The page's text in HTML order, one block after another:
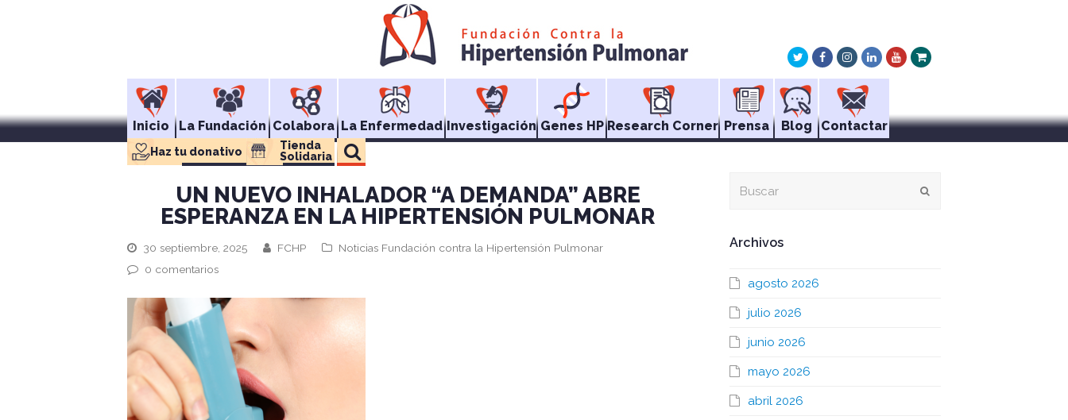
TwitterFacebookInstagram
LinkedInYoutube
Xing
Inicio La Fundación Colabora La Enfermedad Investigación Genes HP Research Corner Prensa Blog Contactar
Haz tu donativo
Tienda
Solidaria
UN NUEVO INHALADOR “A DEMANDA” ABRE
ESPERANZA EN LA HIPERTENSIÓN PULMONAR
30 septiembre, 2025 FCHP
Noticias Fundación contra la Hipertensión Pulmonar
0 comentarios
Archivos
agosto 2026
julio 2026
junio 2026
mayo 2026
abril 2026